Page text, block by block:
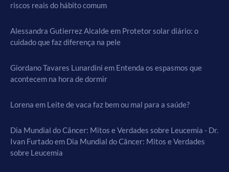
riscos reais do hábito comum
Alessandra Gutierrez Alcaldeem Protetor solar diário: o
cuidado que faz diferença na pele
Giordano Tavares Lunardini em Entenda os espasmos que
acontecem na hora de dormir
Lorena em Leite de vaca faz bem ou mal para a saúde?
Dia Mundial do Câncer: Mitos e Verdades sobre Leucemia - Dr.
Ivan Furtadoem Dia Mundial do Câncer: Mitos e Verdades
sobre Leucemia